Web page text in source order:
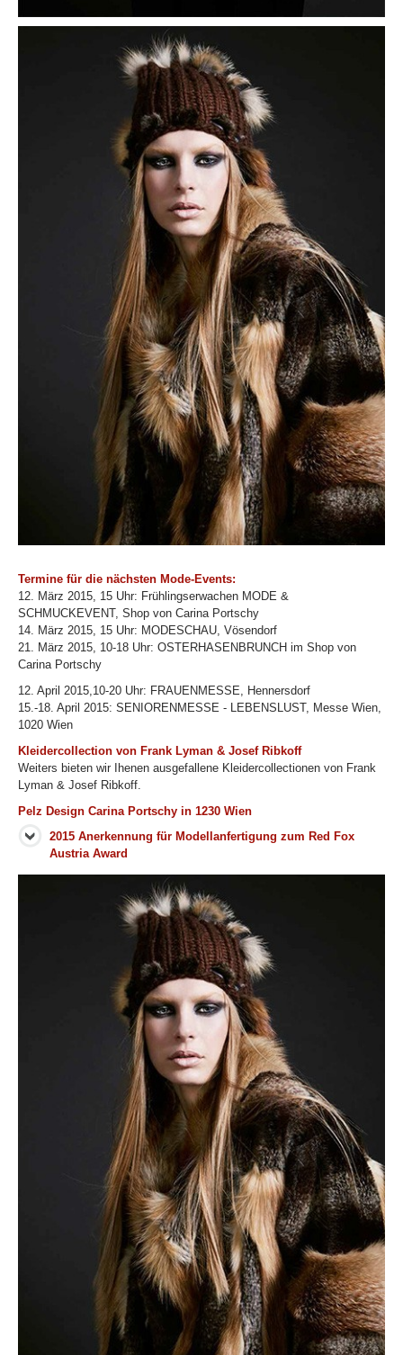
Termine für die nächsten Mode-Events:
12. März 2015, 15 Uhr: Frühlingserwachen MODE &
SCHMUCKEVENT, Shop von Carina Portschy
14. März 2015, 15 Uhr: MODESCHAU, Vösendorf
21. März 2015, 10-18 Uhr: OSTERHASENBRUNCH im Shop von
Carina Portschy
12. April 2015,10-20 Uhr: FRAUENMESSE, Hennersdorf
15.-18. April 2015: SENIORENMESSE - LEBENSLUST, Messe Wien,
1020 Wien
Kleidercollection von Frank Lyman & Josef Ribkoff
Weiters bieten wir Ihenen ausgefallene Kleidercollectionen von Frank
Lyman & Josef Ribkoff.
Pelz Design Carina Portschy in 1230 Wien
2015 Anerkennung für Modellanfertigung zum Red Fox
Austria Award